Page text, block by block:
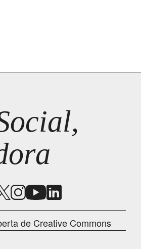
de Creative Commons